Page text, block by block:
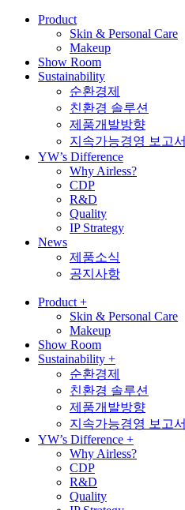
Product
Skin & Personal Care
Makeup
Show Room
Sustainability
순환경제
친환경 솔루션
제품개발방향
지속가능경영 보고서
YW’s Difference
Why Airless?
CDP
R&D
Quality
IP Strategy
News
제품소식
공지사항
Product +
Skin & Personal Care
Makeup
Show Room
Sustainability +
순환경제
친환경 솔루션
제품개발방향
지속가능경영 보고서
YW’s Difference +
Why Airless?
CDP
R&D
Quality